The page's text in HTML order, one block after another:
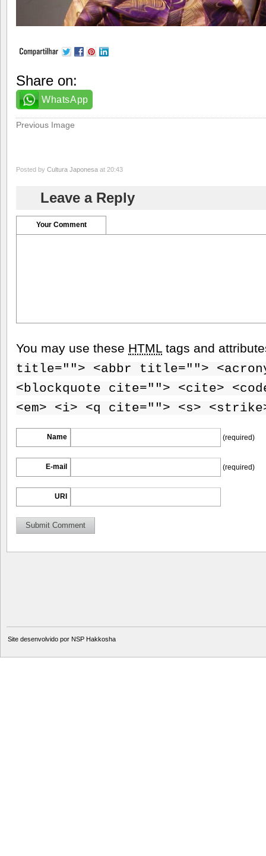
Share on:
WhatsApp
Previous Image
Posted by Cultura Japonesa at 20:43
Leave a Reply
Your Comment
You may use these HTML tags and
title=""> <abbr title="">
<blockquote cite=""> <cite>
<em> <i> <q cite=""> <s>
Name (required)
E-mail (required)
URI
Site desenvolvido por NSP Hakkosha